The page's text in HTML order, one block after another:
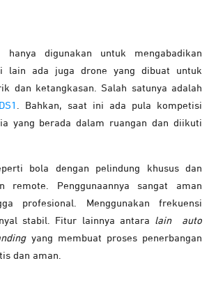
digunakan untuk mengabadikan
lain ada juga drone yang dibuat untuk
dan ketangkasan. Salah satunya adalah
. Bahkan, saat ini ada pula kompetisi
yang berada dalam ruangan dan diikuti
bola dengan pelindung khusus dan
remote. Penggunaannya sangat aman
profesional. Menggunakan frekuensi
stabil. Fitur lainnya antara lain auto
yang membuat proses penerbangan
dan aman.